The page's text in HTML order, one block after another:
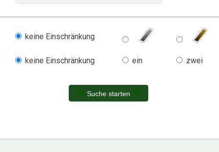
keine Einschränkung
keine Einschränkung ein zwei
Suche starten